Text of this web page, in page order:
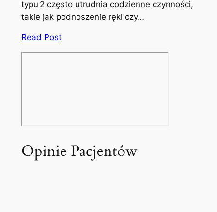
typu 2 często utrudnia codzienne czynności,
takie jak podnoszenie ręki czy…
Read Post
Opinie Pacjentów